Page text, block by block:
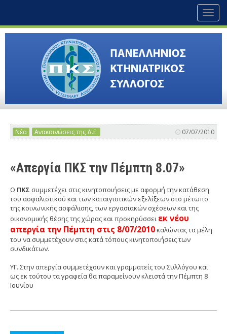
Νέα Ανακοινώσεις της Δ.Ε. 07/07/2010
«Απεργία ΠΚΣ την Πέμπτη 8.07»
Ο ΠΚΣ συμμετέχει στις κινητοποιήσεις με αφορμή την κατάθεση
του ασφαλιστικού και των καταιγιστικών εξελίξεων στο μέτωπο
της κοινωνικής ασφάλισης, των εργασιακών σχέσεων και της
οικονομικής θέσης της χώρας και προκηρύσσει εκ νέου
απεργία την Πέμπτη στις 8/07/2010καλώντας τα μέλη
του να συμμετέχουν στις κατά τόπους κινητοποιήσεις των
συνδικάτων.
ΥΓ. Στην απεργία συμμετέχουν και γραμματείς του Συλλόγου και
ως εκ τούτου τα γραφεία θα παραμείνουν κλειστά την Πέμπτη 8
Ιουνίου